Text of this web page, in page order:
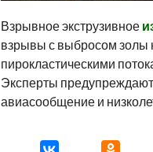
Взрывное экструзивное
взрывы с выбросом золы
пирокластическими
Эксперты
авиасообщение и